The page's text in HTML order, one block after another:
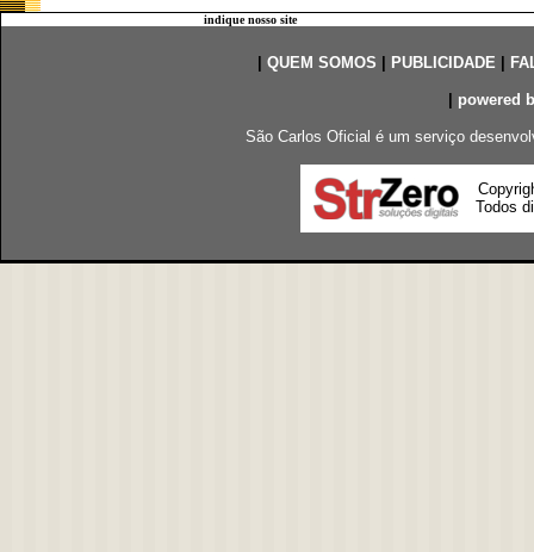
indique nosso site
QUEM SOMOS PUBLICIDADE|
powered
São Carlos Oficial é um serviço
Todos